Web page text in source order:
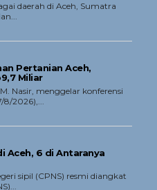
daerah di Aceh, Sumatra
Pertanian Aceh,
Miliar
Nasir, menggelar konferensi
8/2026),...
Aceh, 6 di Antaranya
sipil (CPNS) resmi diangkat